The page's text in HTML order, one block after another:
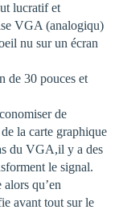
lucratif et
VGA (analogiqu)
nu sur un écran
de 30 pouces et
de
la carte graphique
du VGA,il y a des
le signal.
qu’en
avant tout sur le